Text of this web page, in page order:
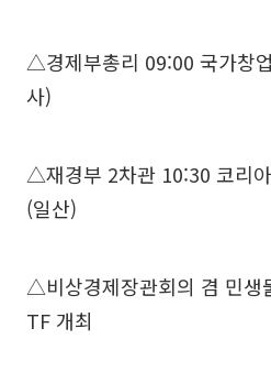
△경제부총리 09:00 국가창
사)
△재경부 2차관 10:30 코리
(일산)
△비상경제장관회의 겸 민생
TF 개최